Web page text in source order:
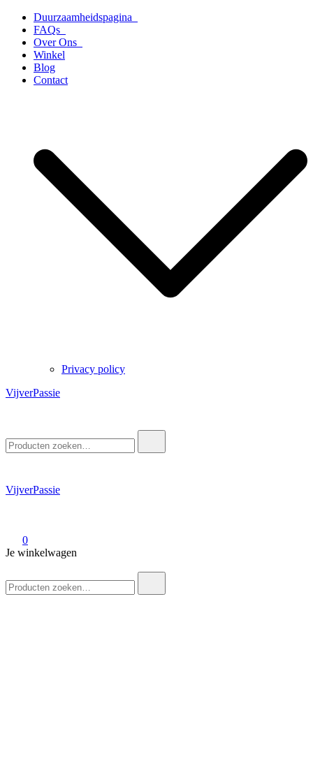
naar
inhoud
Duurzaamheidspagina
FAQs
Over Ons
Winkel
Blog
Contact
Privacy policy
VijverPassie
naar:
VijverPassie
0
Je winkelwagen
naar: